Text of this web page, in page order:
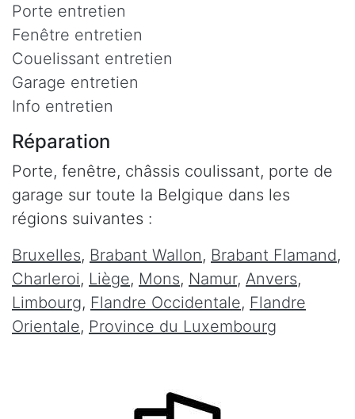
Porte entretien
Fenêtre entretien
Couelissant entretien
Garage entretien
Info entretien
Réparation
Porte, fenêtre, châssis coulissant, porte de
garage sur toute la Belgique dans les
régions suivantes :
Bruxelles, Brabant Wallon, Brabant Flamand,
Charleroi, Liège, Mons, Namur, Anvers,
Limbourg, Flandre Occidentale, Flandre
Orientale, Province du Luxembourg